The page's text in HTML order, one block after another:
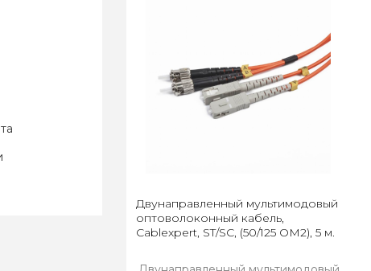
Двунаправленный мультимодовый
оптоволоконный кабель,
Cablexpert, ST/SC, (50/125 OM2), 5 м.